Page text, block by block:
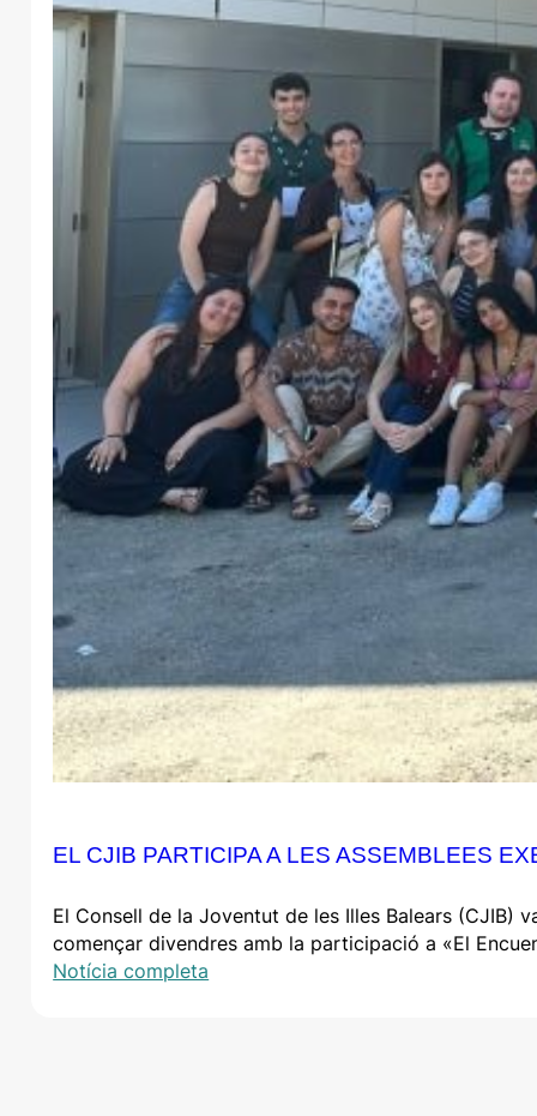
EL CJIB PARTICIPA A LES ASSEMBLEES
El Consell de la Joventut de les Illes Balears (CJIB)
començar divendres amb la participació a «El
Notícia completa